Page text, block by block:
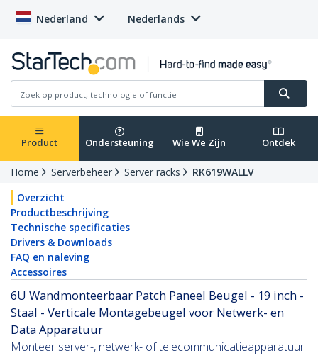
Nederland Nederlands
Product Ondersteuning Wie We Zijn Ontdek
Home Serverbeheer Server racks
RK619WALLV
Overzicht
Productbeschrijving
Technische specificaties
Drivers & Downloads
FAQ en naleving
Accessoires
6U Wandmonteerbaar Patch Paneel Beugel - 19 inch -
Staal - Verticale Montagebeugel voor Netwerk- en
Data Apparatuur
Monteer server-, netwerk- of telecommunicatieapparatuur